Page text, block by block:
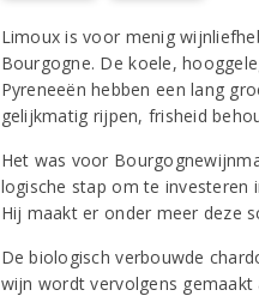
Limoux is voor menig
Bourgogne. De koele,
Pyreneeën hebben een lang
gelijkmatig rijpen, frisheid
Het was voor
logische stap om te investeren
Hij maakt er onder meer deze
De biologisch verbouwde
wijn wordt vervolgens